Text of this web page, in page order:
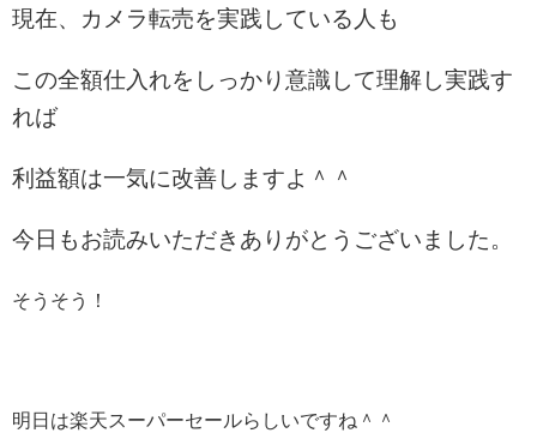
現在、カメラ転売を実践している人も
この全額仕入れをしっかり意識して理解し実践す
れば
利益額は一気に改善しますよ＾＾
今日もお読みいただきありがとうございました。
そうそう！
明日は楽天スーパーセールらしいですね＾＾